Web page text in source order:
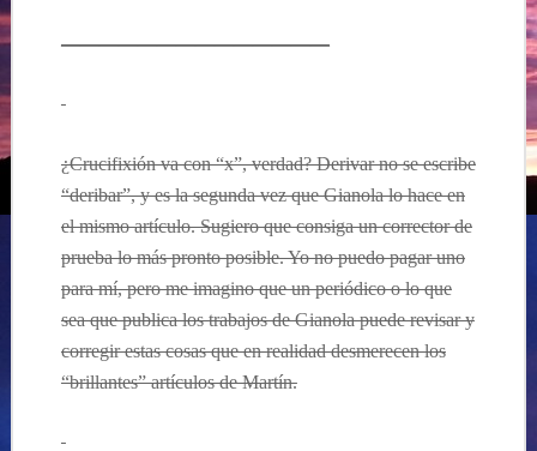
——————————————
¿Crucifixión va con “x”, verdad? Derivar no se escribe
“deribar”, y es la segunda vez que Gianola lo hace en
el mismo artículo. Sugiero que consiga un corrector de
prueba lo más pronto posible. Yo no puedo pagar uno
para mí, pero me imagino que un periódico o lo que
sea que publica los trabajos de Gianola puede revisar y
corregir estas cosas que en realidad desmerecen los
“brillantes” artículos de Martín.